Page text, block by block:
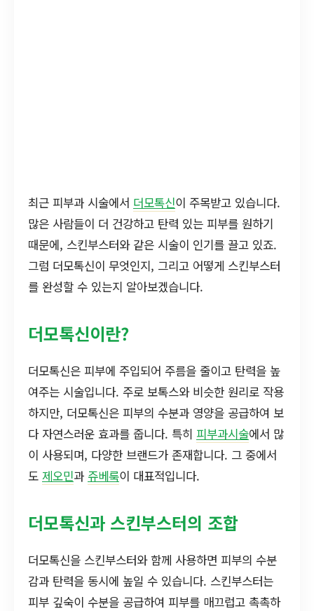
최근 피부과 시술에서 더모톡신이 주목받고 있습니다.
많은 사람들이 더 건강하고 탄력 있는 피부를 원하기
때문에, 스킨부스터와 같은 시술이 인기를 끌고 있죠.
그럼 더모톡신이 무엇인지, 그리고 어떻게 스킨부스터
를 완성할 수 있는지 알아보겠습니다.
더모톡신이란?
더모톡신은 피부에 주입되어 주름을 줄이고 탄력을 높
여주는 시술입니다. 주로 보톡스와 비슷한 원리로 작용
하지만, 더모톡신은 피부의 수분과 영양을 공급하여 보
다 자연스러운 효과를 줍니다. 특히 피부과시술에서 많
이 사용되며, 다양한 브랜드가 존재합니다. 그 중에서
도 제오민과 쥬베룩이 대표적입니다.
더모톡신과 스킨부스터의 조합
더모톡신을 스킨부스터와 함께 사용하면 피부의 수분
감과 탄력을 동시에 높일 수 있습니다. 스킨부스터는
피부 깊숙이 수분을 공급하여 피부를 매끄럽고 촉촉하